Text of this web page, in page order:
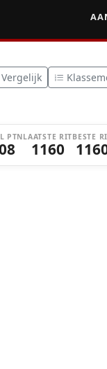
Vergelijk
PTNLAATSTE RIT
1160
BESTE